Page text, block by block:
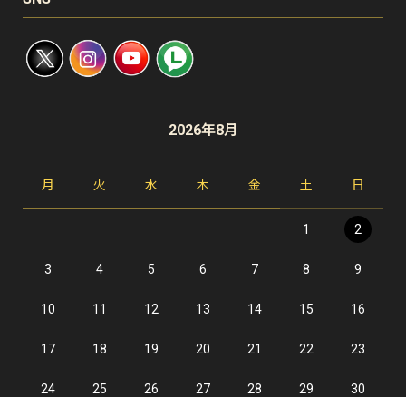
2026年8月
月 火 水 木 金 土 日
1 2
3 4 5 6 7 8 9
10 11 12 13 14 15 16
17 18 19 20 21 22 23
24 25 26 27 28 29 30